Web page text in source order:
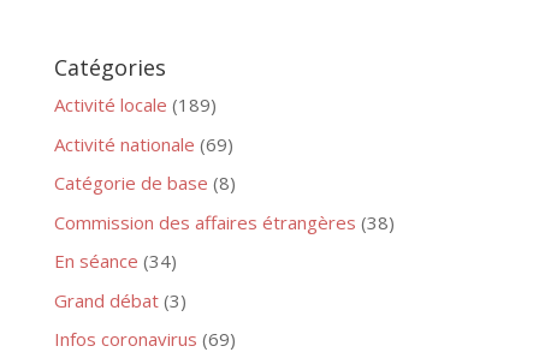
Catégories
Activité locale (189)
Activité nationale (69)
Catégorie de base (8)
Commission des affaires étrangères (38)
En séance (34)
Grand débat(3)
Infos coronavirus (69)